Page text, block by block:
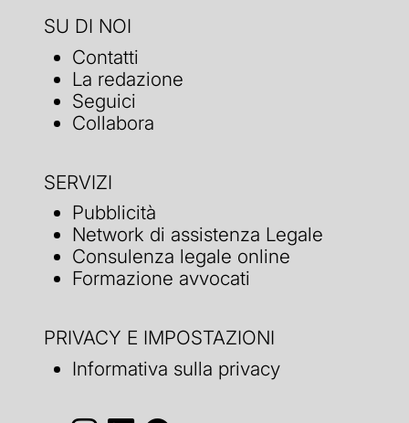
SU DI NOI
Contatti
La redazione
Seguici
Collabora
SERVIZI
Pubblicità
Network di assistenza Legale
Consulenza legale online
Formazione avvocati
PRIVACY E IMPOSTAZIONI
Informativa sulla privacy